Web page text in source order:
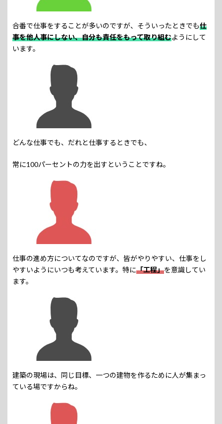
合番で仕事をすることが多いのですが、そういったときでも仕
事を他人事にしない、自分も責任をもって取り組むようにして
います。
どんな仕事でも、だれと仕事するときでも、
常に100パーセントの力を出すということですね。
仕事の進め方についてなのですが、皆がやりやすい、仕事をし
やすいようにいつも考えています。特に「工程」を意識してい
ます。
建築の現場は、同じ目標、一つの建物を作るために人が集まっ
ている場ですからね。